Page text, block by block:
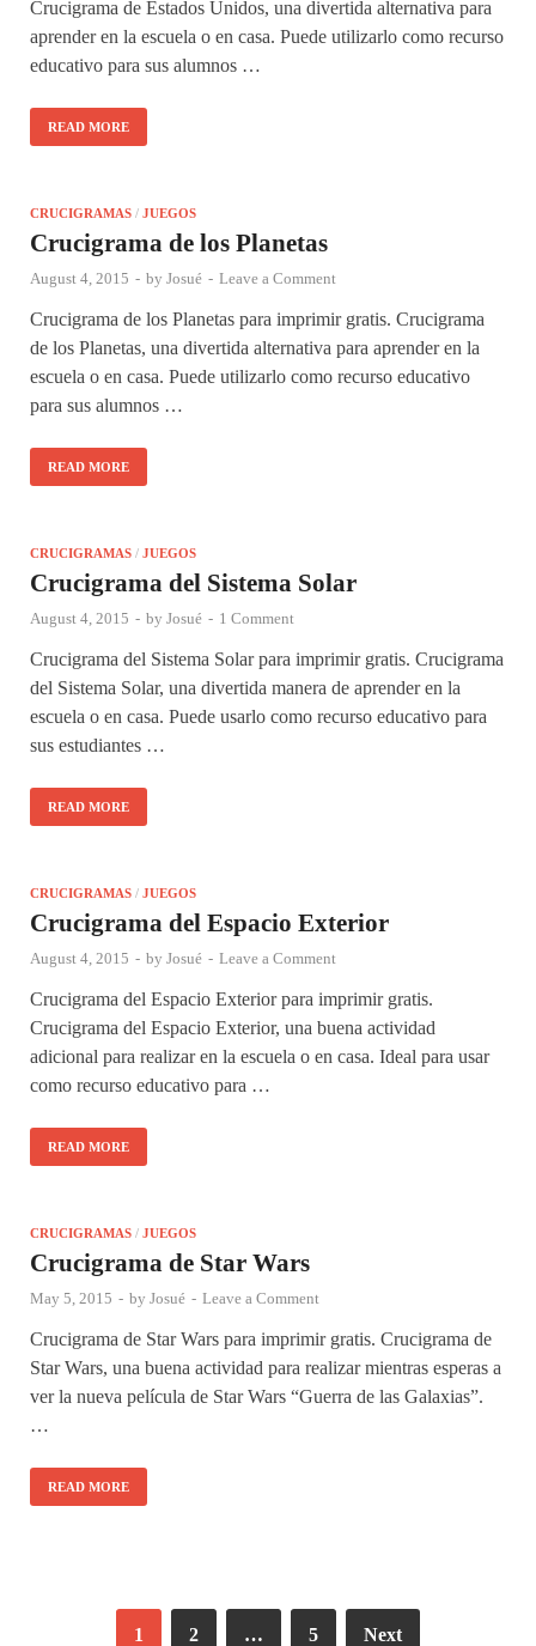
Crucigrama de Estados Unidos, una divertida alternativa para
aprender en la escuela o en casa. Puede utilizarlo como recurso
educativo para sus alumnos …
READ MORE
CRUCIGRAMAS / JUEGOS
Crucigrama de los Planetas
August 4, 2015 - by Josué - Leave a Comment
Crucigrama de los Planetas para imprimir gratis. Crucigrama
de los Planetas, una divertida alternativa para aprender en la
escuela o en casa. Puede utilizarlo como recurso educativo
para sus alumnos …
READ MORE
CRUCIGRAMAS / JUEGOS
Crucigrama del Sistema Solar
August 4, 2015 - by Josué - 1 Comment
Crucigrama del Sistema Solar para imprimir gratis. Crucigrama
del Sistema Solar, una divertida manera de aprender en la
escuela o en casa. Puede usarlo como recurso educativo para
sus estudiantes …
READ MORE
CRUCIGRAMAS / JUEGOS
Crucigrama del Espacio Exterior
August 4, 2015 - by Josué - Leave a Comment
Crucigrama del Espacio Exterior para imprimir gratis.
Crucigrama del Espacio Exterior, una buena actividad
adicional para realizar en la escuela o en casa. Ideal para usar
como recurso educativo para …
READ MORE
CRUCIGRAMAS / JUEGOS
Crucigrama de Star Wars
May 5, 2015 - by Josué - Leave a Comment
Crucigrama de Star Wars para imprimir gratis. Crucigrama de
Star Wars, una buena actividad para realizar mientras esperas a
ver la nueva película de Star Wars “Guerra de las Galaxias”.
…
READ MORE
1 2 … 5 Next